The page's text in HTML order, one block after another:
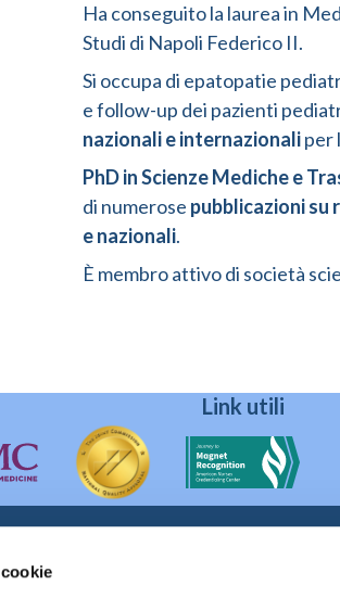
Ha conseguito la laurea in
Studi di Napoli Federico II.
Si occupa di epatopatie
e follow-up dei pazienti
nazionali e internazionaliper
PhD in Scienze Mediche e
di numerose pubblicazioni
e nazionali.
È membro attivo di società
Link utili